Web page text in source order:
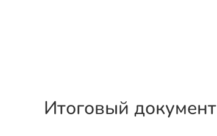
Итоговый документ